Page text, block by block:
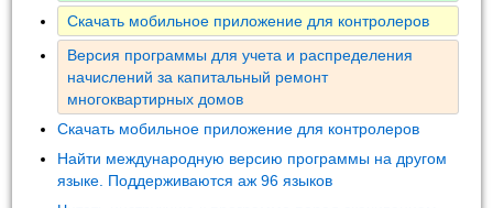
Скачать мобильное приложение для контролеров
Версия программы для учета и распределения
начислений за капитальный ремонт
многоквартирных домов
Скачать мобильное приложение для контролеров
Найти международную версию программы на другом
языке. Поддерживаются аж 96 языков